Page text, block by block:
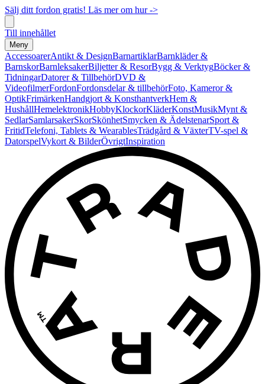
Sälj ditt fordon gratis! Läs mer om hur ->
Till innehållet
Meny
AccessoarerAntikt & DesignBarnartiklarBarnkläder &
BarnskorBarnleksakerBiljetter & ResorBygg & VerktygBöcker &
TidningarDatorer & TillbehörDVD &
VideofilmerFordonFordonsdelar & tillbehörFoto, Kameror &
OptikFrimärkenHandgjort & KonsthantverkHem &
HushållHemelektronikHobbyKlockorKläderKonstMusikMynt &
SedlarSamlarsakerSkorSkönhetSmycken & ÄdelstenarSport &
FritidTelefoni, Tablets & WearablesTrädgård & VäxterTV-spel &
DatorspelVykort & BilderÖvrigtInspiration